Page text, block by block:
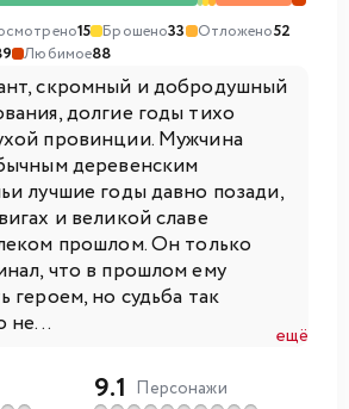
15 Брошено33 Отложено52
Любимое88
скромный и добродушный
долгие годы тихо
провинции. Мужчина
деревенским
лучшие годы давно позади,
и великой славе
прошлом. Он только
что в прошлом ему
героем, но судьба так
не...
ещё
9.1 Персонажи